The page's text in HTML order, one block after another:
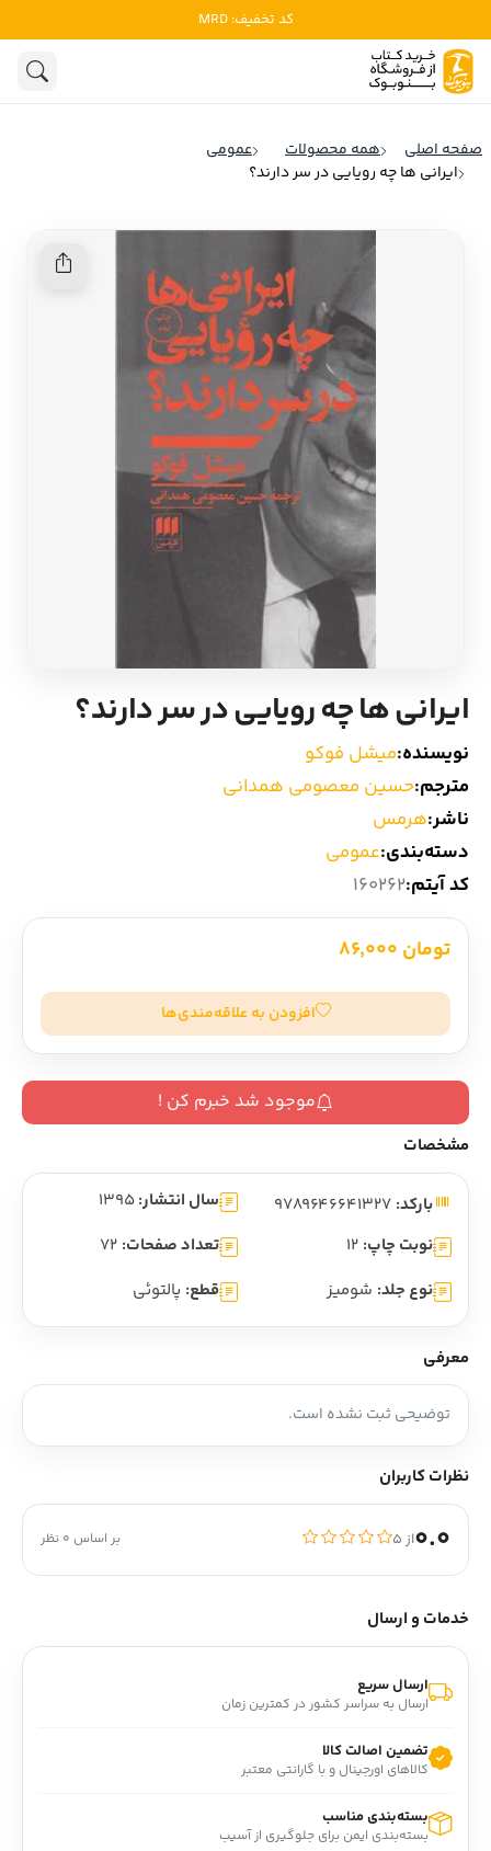
کد تخفیف: MRD
ادبیات
روانشناسی
ادبیات آمریکا
ادبیات ایتالیا
ادبیات روسیه
ادبیات آمریکای لاتین
ادبیات آلمان
ادبیات ترکیه
ادبیات آسیا
سایر کشورهای اروپا
داستان کوتاه
ادبیات
صفحه اصلی همه محصولات
عمومی
ایرانی ها چه رویایی در سر دارند؟
ایرانی ها چه رویایی در سر دارند؟
نویسنده:میشل فوکو
مترجم:حسین معصومی همدانی
ناشر:هرمس‏
دسته‌بندی:عمومی
کد آیتم:160262
تومان 86,000
افزودن به علاقه‌مندی‌ها
موجود شد خبرم کن !
مشخصات
بارکد: سال انتشار: 1395
نوبت چاپ: 12 تعداد صفحات: 72
نوع جلد: شومیز قطع: پالتوئی
معرفی
توضیحی ثبت نشده است.
نظرات کاربران
0.0از ۵ بر اساس 0 نظر
خدمات و ارسال
ارسال سریع
ارسال به سراسر کشور در کمترین زمان
تضمین اصالت کالا
کالاهای اورجینال و با گارانتی معتبر
بسته‌بندی مناسب
بسته‌بندی ایمن برای جلوگیری از آسیب